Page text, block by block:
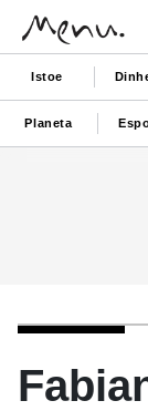
Istoe
Planeta